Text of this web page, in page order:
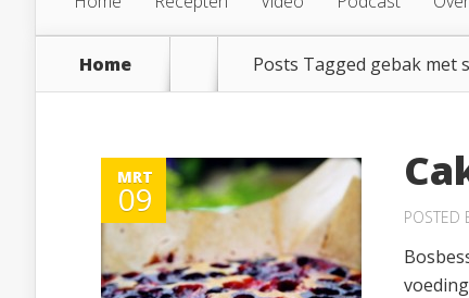
Home Posts Tagged gebak met
MRT
09 POSTED